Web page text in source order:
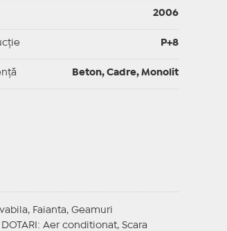
2006
P+8
Beton, Cadre, Monolit
Faianta, Geamuri
DOTARI : Aer conditionat, Scara